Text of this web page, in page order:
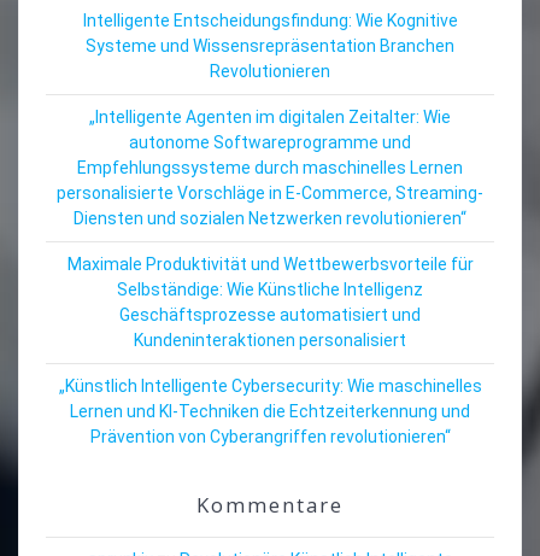
Intelligente Entscheidungsfindung: Wie Kognitive
Systeme und Wissensrepräsentation Branchen
Revolutionieren
„Intelligente Agenten im digitalen Zeitalter: Wie
autonome Softwareprogramme und
Empfehlungssysteme durch maschinelles Lernen
personalisierte Vorschläge in E-Commerce, Streaming-
Diensten und sozialen Netzwerken revolutionieren“
Maximale Produktivität und Wettbewerbsvorteile für
Selbständige: Wie Künstliche Intelligenz
Geschäftsprozesse automatisiert und
Kundeninteraktionen personalisiert
„Künstlich Intelligente Cybersecurity: Wie maschinelles
Lernen und KI-Techniken die Echtzeiterkennung und
Prävention von Cyberangriffen revolutionieren“
Kommentare